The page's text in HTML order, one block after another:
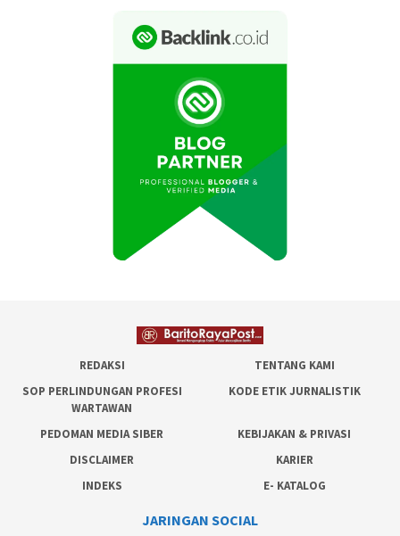
REDAKSI
TENTANG KAMI
SOP PERLINDUNGAN PROFESI
WARTAWAN
KODE ETIK JURNALISTIK
PEDOMAN MEDIA SIBER
KEBIJAKAN & PRIVASI
DISCLAIMER
KARIER
INDEKS
E- KATALOG
JARINGAN SOCIAL